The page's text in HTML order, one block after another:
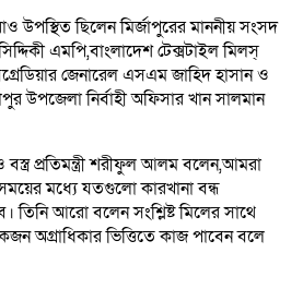
উপস্থিত ছিলেন মির্জাপুরের মাননীয় সংসদ
এমপি,বাংলাদেশ টেক্সটাইল মিলস্
জেনারেল এসএম জাহিদ হাসান ও
উপজেলা নির্বাহী অফিসার খান সালমান
বস্ত্র প্রতিমন্ত্রী শরীফুল আলম বলেন,আমরা
মধ্যে যতগুলো কারখানা বন্ধ
তিনি আরো বলেন সংশ্লিষ্ট মিলের সাথে
অগ্রাধিকার ভিত্তিতে কাজ পাবেন বলে